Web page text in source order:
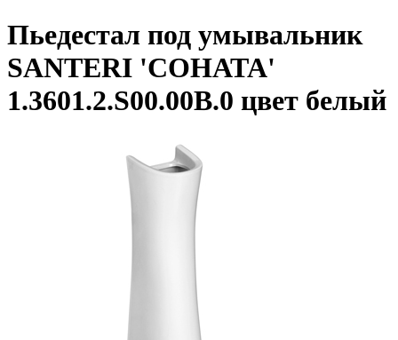
Пьедестал под умывальник
SANTERI 'СОНАТА'
1.3601.2.S00.00B.0 цвет белый